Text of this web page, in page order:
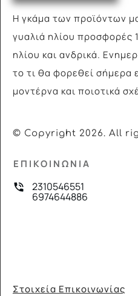
Η γκάμα των προϊόντων
γυαλιά ηλίου προσφορές
ηλίου και ανδρικά.
το τι θα φορεθεί σήμερα
μοντέρνα και ποιοτικά
© Copyright 2026. All
ΕΠΙΚΟΙΝΩΝΙΑ
2310546551
6974644886
Στοιχεία Επικοινωνίας